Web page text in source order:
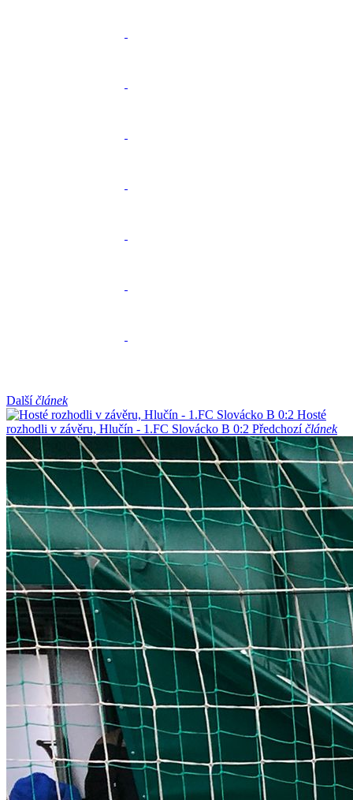
Dalšíčlánek
Hosté
rozhodli v závěru, Hlučín - 1.FC Slovácko B 0:2 Předchozíčlánek